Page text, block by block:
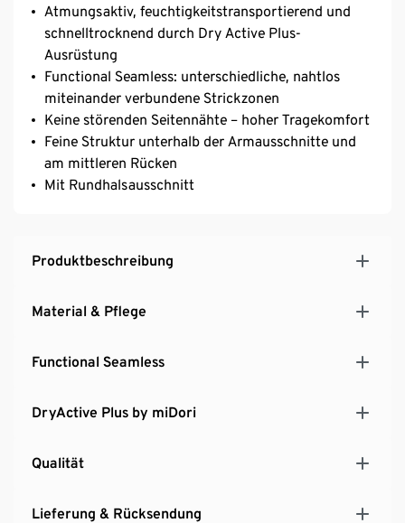
Atmungsaktiv, feuchtigkeitstransportierend und
schnelltrocknend durch Dry Active Plus-
Ausrüstung
Functional Seamless: unterschiedliche, nahtlos
miteinander verbundene Strickzonen
Keine störenden Seitennähte – hoher Tragekomfort
Feine Struktur unterhalb der Armausschnitte und
am mittleren Rücken
Mit Rundhalsausschnitt
Produktbeschreibung
Material & Pflege
Functional Seamless
DryActive Plus by miDori
Qualität
Lieferung & Rücksendung